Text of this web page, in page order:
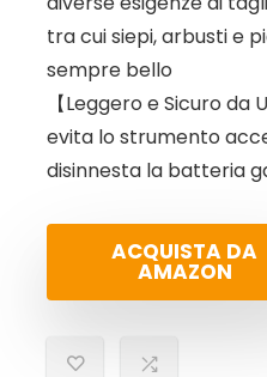
tra cui siepi, arbusti e
sempre bello
【Leggero e Sicuro
evita lo strumento
disinnesta la batteria
ACQUISTA DA
AMAZON